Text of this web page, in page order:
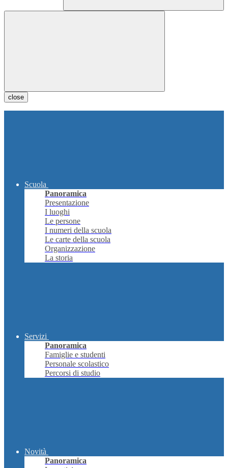
close
Scuola
Panoramica
Presentazione
I luoghi
Le persone
I numeri della scuola
Le carte della scuola
Organizzazione
La storia
Servizi
Panoramica
Famiglie e studenti
Personale scolastico
Percorsi di studio
Novità
Panoramica